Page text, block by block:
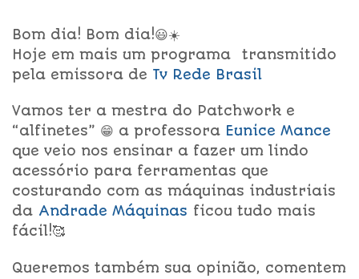
Bom dia! Bom dia!😃☀️
Hoje em mais um programa transmitido
pela emissora de Tv Rede Brasil
Vamos ter a mestra do Patchwork e
“alfinetes” 😁 a professora Eunice Mance
que veio nos ensinar a fazer um lindo
acessório para ferramentas que
costurando com as máquinas industriais
da Andrade Máquinas ficou tudo mais
fácil!🥰
Queremos também sua opinião, comentem